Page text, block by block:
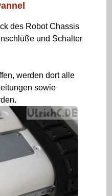
des Robot Chassis
und Schalter
werden dort alle
sowie